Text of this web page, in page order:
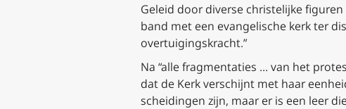
Geleid door diverse christelijke
band met een evangelische kerk ter
overtuigingskracht.”
Na “alle fragmentaties … van het
dat de Kerk verschijnt met haar
scheidingen zijn, maar er is een leer